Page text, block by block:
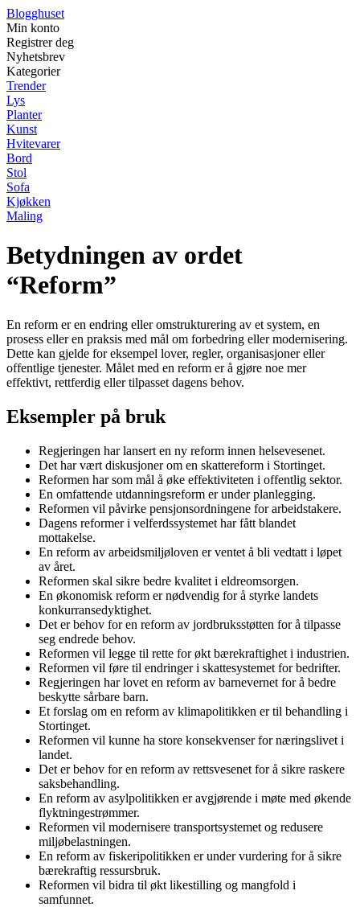
Blogghuset
Min konto
Registrer deg
Nyhetsbrev
Kategorier
Trender
Lys
Planter
Kunst
Hvitevarer
Bord
Stol
Sofa
Kjøkken
Maling
Betydningen av ordet
“Reform”
En reform er en endring eller omstrukturering av et system, en
prosess eller en praksis med mål om forbedring eller modernisering.
Dette kan gjelde for eksempel lover, regler, organisasjoner eller
offentlige tjenester. Målet med en reform er å gjøre noe mer
effektivt, rettferdig eller tilpasset dagens behov.
Eksempler på bruk
Regjeringen har lansert en ny reform innen helsevesenet.
Det har vært diskusjoner om en skattereform i Stortinget.
Reformen har som mål å øke effektiviteten i offentlig sektor.
En omfattende utdanningsreform er under planlegging.
Reformen vil påvirke pensjonsordningene for arbeidstakere.
Dagens reformer i velferdssystemet har fått blandet
mottakelse.
En reform av arbeidsmiljøloven er ventet å bli vedtatt i løpet
av året.
Reformen skal sikre bedre kvalitet i eldreomsorgen.
En økonomisk reform er nødvendig for å styrke landets
konkurransedyktighet.
Det er behov for en reform av jordbruksstøtten for å tilpasse
seg endrede behov.
Reformen vil legge til rette for økt bærekraftighet i industrien.
Reformen vil føre til endringer i skattesystemet for bedrifter.
Regjeringen har lovet en reform av barnevernet for å bedre
beskytte sårbare barn.
Et forslag om en reform av klimapolitikken er til behandling i
Stortinget.
Reformen vil kunne ha store konsekvenser for næringslivet i
landet.
Det er behov for en reform av rettsvesenet for å sikre raskere
saksbehandling.
En reform av asylpolitikken er avgjørende i møte med økende
flyktningestrømmer.
Reformen vil modernisere transportsystemet og redusere
miljøbelastningen.
En reform av fiskeripolitikken er under vurdering for å sikre
bærekraftig ressursbruk.
Reformen vil bidra til økt likestilling og mangfold i
samfunnet.